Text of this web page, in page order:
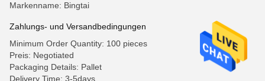
Markenname: Bingtai
Zahlungs- und Versandbedingungen
Minimum Order Quantity: 100 pieces
Preis: Negotiated
Packaging Details: Pallet
Delivery Time: 3-5days